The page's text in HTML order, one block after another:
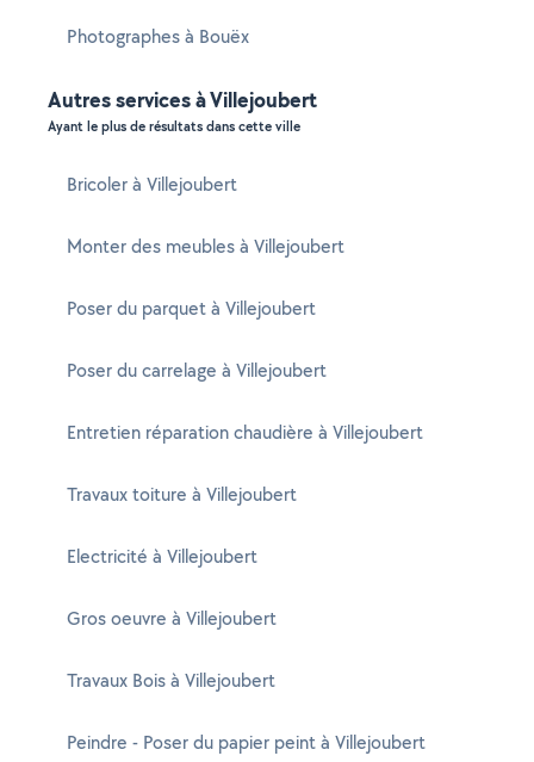
Photographes à Bouëx
Autres services à Villejoubert
Ayant le plus de résultats dans cette ville
Bricoler à Villejoubert
Monter des meubles à Villejoubert
Poser du parquet à Villejoubert
Poser du carrelage à Villejoubert
Entretien réparation chaudière à Villejoubert
Travaux toiture à Villejoubert
Electricité à Villejoubert
Gros oeuvre à Villejoubert
Travaux Bois à Villejoubert
Peindre - Poser du papier peint à Villejoubert